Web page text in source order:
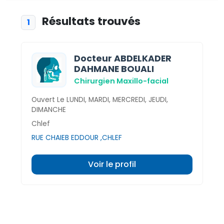
1 Résultats trouvés
Docteur ABDELKADER
DAHMANE BOUALI
Chirurgien Maxillo-facial
Ouvert Le LUNDI, MARDI, MERCREDI, JEUDI,
DIMANCHE
Chlef
RUE CHAIEB EDDOUR ,CHLEF
Voir le profil